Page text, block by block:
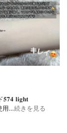
𝐥𝐢𝐠𝐡𝐭
用…続きを見る